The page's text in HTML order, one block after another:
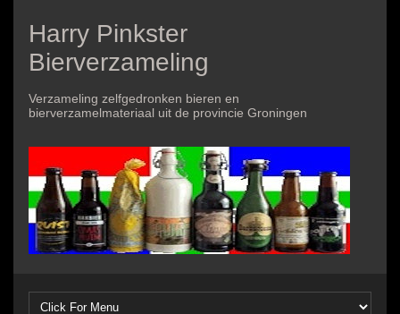
Harry Pinkster
Bierverzameling
Verzameling zelfgedronken bieren en
bierverzamelmateriaal uit de provincie Groningen